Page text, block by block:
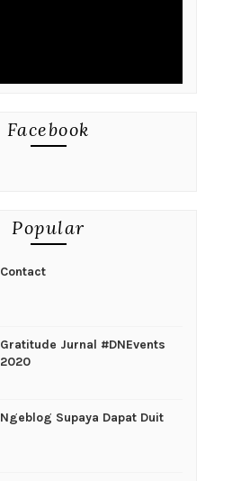
Facebook
Popular
Contact
Gratitude Jurnal #DNEvents
2020
Ngeblog Supaya Dapat Duit